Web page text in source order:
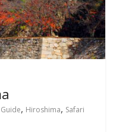
Guide, Hiroshima, Safari